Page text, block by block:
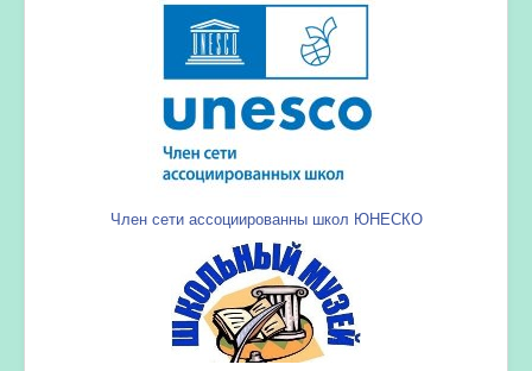
Член сети ассоциированны школ ЮНЕСКО